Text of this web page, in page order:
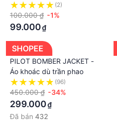
Logo Thêu Sắc Nét Vân Nổi
Loại 1 Phong Cách Trẻ Trung
Năng Động
(2)
100.000 ₫ -1%
99.000₫
SHOPEE
PILOT BOMBER JACKET -
Áo khoác dù trần phao
(96)
450.000 ₫ -34%
299.000₫
Đã bán 432